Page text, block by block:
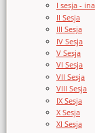
I sesja -
II Sesja
III Sesja
IV Sesja
V Sesja
VI Sesja
VII Sesja
VIII Sesja
IX Sesja
X Sesja
XI Sesja